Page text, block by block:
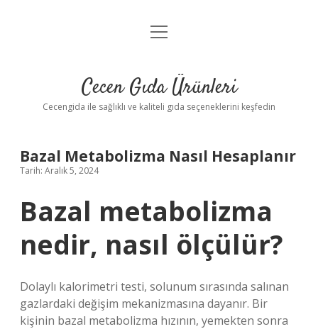
Anasayfa
Yasal Uyarı
menüyü
Cecen Gıda Ürünleri
Cecengida ile sağlıklı ve kaliteli gıda seçeneklerini keşfedin
Bazal Metabolizma Nasıl Hesaplanır
Tarih: Aralık 5, 2024
Bazal metabolizma
nedir, nasıl ölçülür?
Dolaylı kalorimetri testi, solunum sırasında salınan
gazlardaki değişim mekanizmasına dayanır. Bir
kişinin bazal metabolizma hızının, yemekten sonra